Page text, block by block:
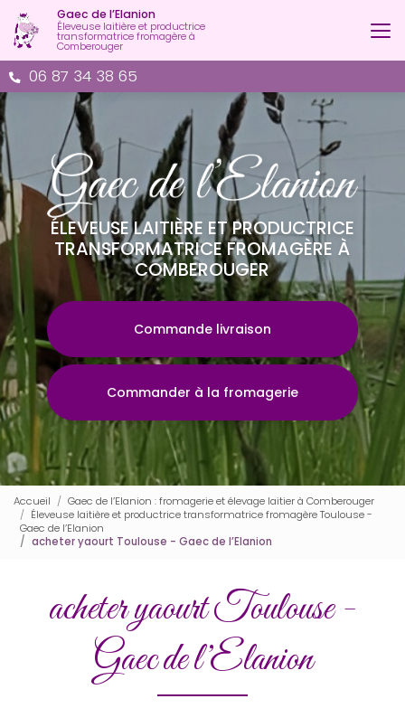
Aller
au
contenu
principal
06 87 34 38 65
Gaec de l’Elanion
Éleveuse laitière et productrice
transformatrice fromagère à
Comberouger
ÉLEVEUSE LAITIÈRE ET PRODUCTRICE
TRANSFORMATRICE FROMAGÈRE À
COMBEROUGER
Commande livraison
Commander à la fromagerie
Accueil
Gaec de l’Elanion : fromagerie et élevage laitier à Comberouger
Éleveuse laitière et productrice transformatrice fromagère Toulouse -
Gaec de l’Elanion
acheter yaourt Toulouse - Gaec de l’Elanion
acheter yaourt Toulouse -
Gaec de l’Elanion